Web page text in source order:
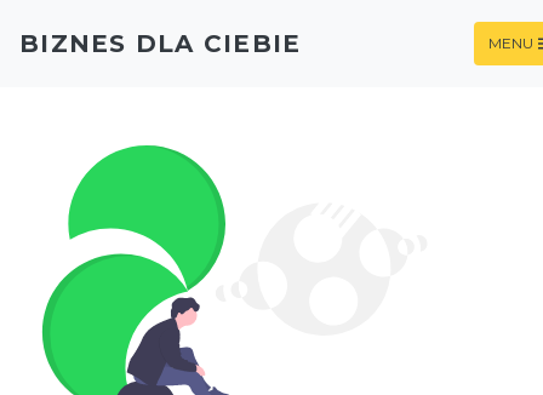
BIZNES DLA CIEBIE MENU